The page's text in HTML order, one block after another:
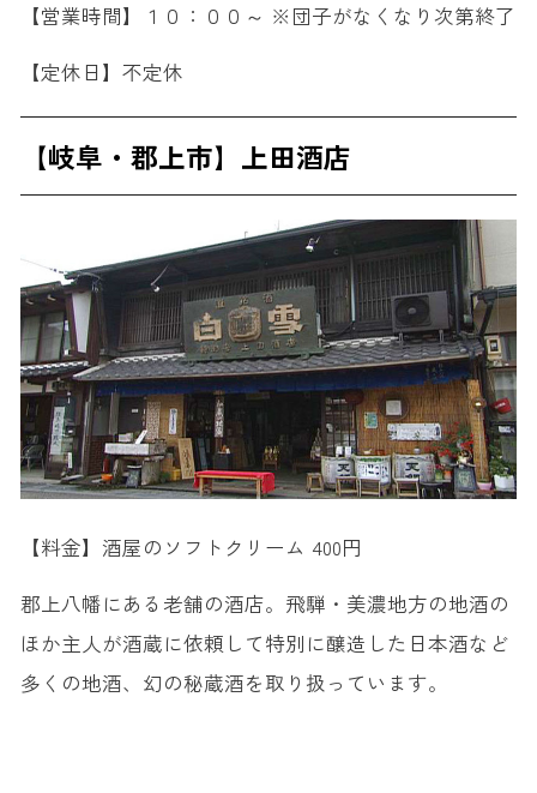
【営業時間】１０：００～ ※団子がなくなり次第終了
【定休日】不定休
【岐阜・郡上市】上田酒店
【料金】酒屋のソフトクリーム 400円
郡上八幡にある老舗の酒店。飛騨・美濃地方の地酒の
ほか主人が酒蔵に依頼して特別に醸造した日本酒など
多くの地酒、幻の秘蔵酒を取り扱っています。